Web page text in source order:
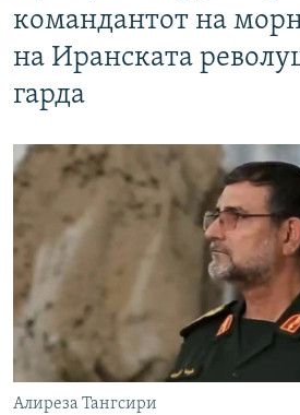
командантот на
на Иранската
гарда
Алиреза Тангсири